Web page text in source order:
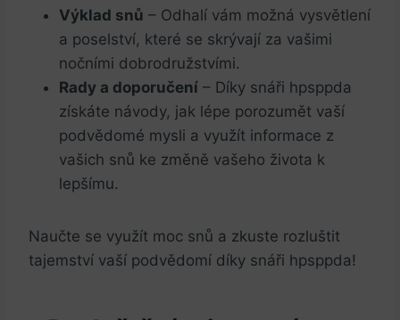
Výklad snů – Odhalí vám možná vysvětlení
a poselství, které se skrývají za vašimi
nočními dobrodružstvími.
Rady a doporučení – Díky snáři hpsppda
získáte návody, jak lépe porozumět vaší
podvědomé mysli a využít informace z
vašich snů ke změně vašeho života k
lepšímu.
Naučte se využít moc snů a zkuste rozluštit
tajemství vaší podvědomí díky snáři hpsppda!